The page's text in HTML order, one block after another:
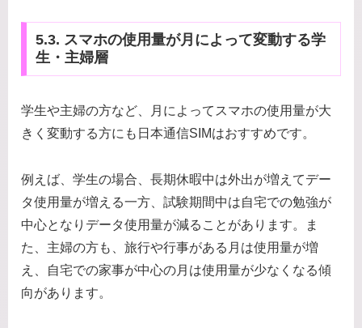
5.3. スマホの使用量が月によって変動する学
生・主婦層
学生や主婦の方など、月によってスマホの使用量が大
きく変動する方にも日本通信SIMはおすすめです。
例えば、学生の場合、長期休暇中は外出が増えてデー
タ使用量が増える一方、試験期間中は自宅での勉強が
中心となりデータ使用量が減ることがあります。ま
た、主婦の方も、旅行や行事がある月は使用量が増
え、自宅での家事が中心の月は使用量が少なくなる傾
向があります。